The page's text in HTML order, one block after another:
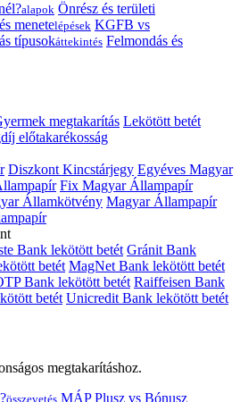
alapok Önrész és területi
menetelépések KGFB vs
típusokáttekintés Felmondás és
megtakarítás Lekötött betét
előtakarékosság
Diszkont Kincstárjegy Egyéves Magyar
Fix Magyar Állampapír
Államkötvény Magyar Állampapír
Bank lekötött betét Gránit Bank
betét MagNet Bank lekötött betét
Bank lekötött betét Raiffeisen Bank
betét Unicredit Bank lekötött betét
megtakarításhoz.
összevetés MÁP Plusz vs Bónusz